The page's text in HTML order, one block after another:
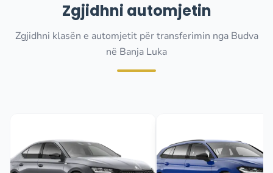
Zgjidhni automjetin
Zgjidhni klasën e automjetit për transferimin nga Budva
në Banja Luka